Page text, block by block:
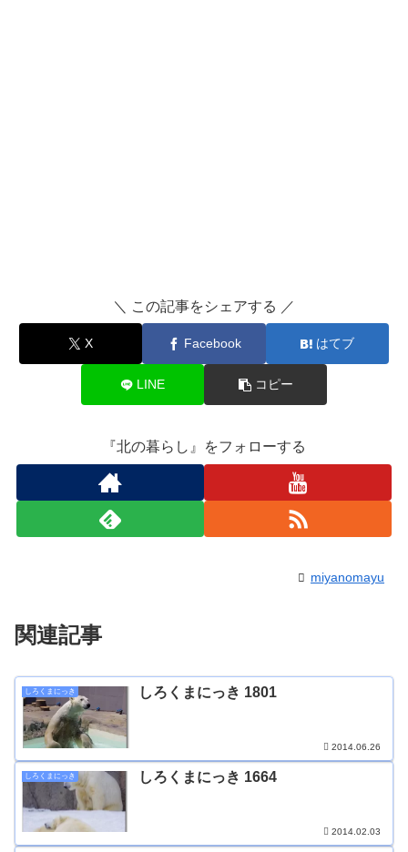
＼ この記事をシェアする ／
X Facebook はてブ
LINE コピー
『北の暮らし』をフォローする
miyanomayu
関連記事
しろくまにっき しろくまにっき 1801
2014.06.26
しろくまにっき しろくまにっき 1664
2014.02.03